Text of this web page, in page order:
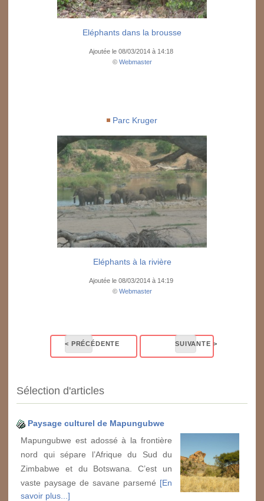
Eléphants dans la brousse
Ajoutée le 08/03/2014 à 14:18
© Webmaster
Parc Kruger
Eléphants à la rivière
Ajoutée le 08/03/2014 à 14:19
© Webmaster
Sélection d'articles
Paysage culturel de Mapungubwe
Mapungubwe est adossé à la frontière
nord qui sépare l’Afrique du Sud du
Zimbabwe et du Botswana. C’est un
vaste paysage de savane parsemé [En
savoir plus...]